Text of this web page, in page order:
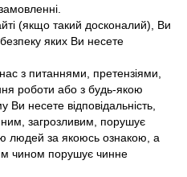
(якщо такий досконалий), Ви
яких Ви несете
з питаннями, претензіями,
роботи або з будь-якою
несете відповідальність,
загрозливим, порушує
людей за якоюсь ознакою, а
чином порушує чинне